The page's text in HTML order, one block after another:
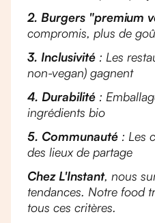
2. Burgers "premium
compromis, plus de
3. Inclusivité : Les
non-vegan) gagnent
4. Durabilité :
ingrédients bio
5. Communauté : Les
des lieux de partage
Chez L'Instant, nous
tendances. Notre food
tous ces critères.